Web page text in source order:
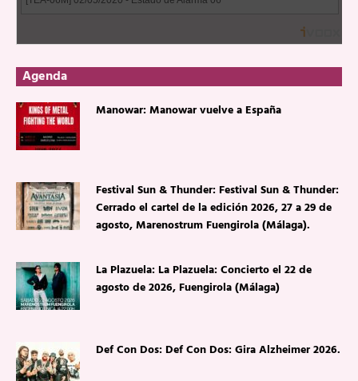
Agenda
Manowar: Manowar vuelve a España
Festival Sun & Thunder: Festival Sun & Thunder:
Cerrado el cartel de la edición 2026, 27 a 29 de
agosto, Marenostrum Fuengirola (Málaga).
La Plazuela: La Plazuela: Concierto el 22 de
agosto de 2026, Fuengirola (Málaga)
Def Con Dos: Def Con Dos: Gira Alzheimer 2026.